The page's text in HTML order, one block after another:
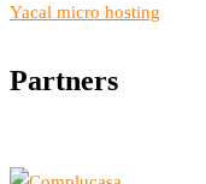
Yacal micro hosting
Partners